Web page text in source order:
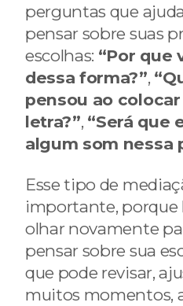
perguntas que
pensar sobre suas
escolhas: “Por que
dessa forma?”,
pensou ao colocar
letra?”, “Será que
algum som nessa
Esse tipo de
importante, porque
olhar novamente
pensar sobre sua
que pode revisar,
muitos momentos,